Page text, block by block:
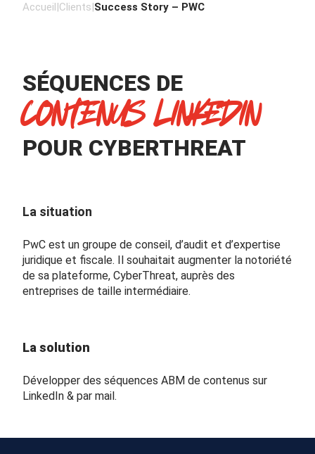
Accueil|Clients|Success Story – PWC
SÉQUENCES DE
CONTENUS LINKEDIN
POUR CYBERTHREAT
La situation
PwC est un groupe de conseil, d’audit et d’expertise
juridique et fiscale. Il souhaitait augmenter la notoriété
de sa plateforme, CyberThreat, auprès des
entreprises de taille intermédiaire.
La solution
Développer des séquences ABM de contenus sur
LinkedIn & par mail.